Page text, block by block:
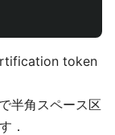
token
半角スペース区
．